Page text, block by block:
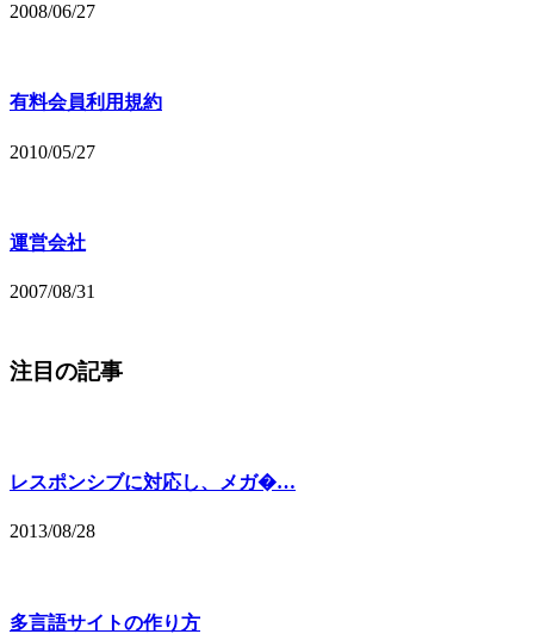
2008/06/27
有料会員利用規約
2010/05/27
運営会社
2007/08/31
注目の記事
レスポンシブに対応し、メガ�…
2013/08/28
多言語サイトの作り方